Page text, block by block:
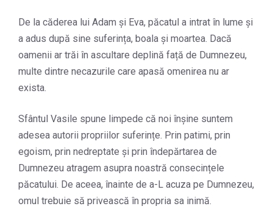
De la căderea lui Adam și Eva, păcatul a intrat în lume și
a adus după sine suferința, boala și moartea. Dacă
oamenii ar trăi în ascultare deplină față de Dumnezeu,
multe dintre necazurile care apasă omenirea nu ar
exista.
Sfântul Vasile spune limpede că noi înșine suntem
adesea autorii propriilor suferințe. Prin patimi, prin
egoism, prin nedreptate și prin îndepărtarea de
Dumnezeu atragem asupra noastră consecințele
păcatului. De aceea, înainte de a-L acuza pe Dumnezeu,
omul trebuie să privească în propria sa inimă.